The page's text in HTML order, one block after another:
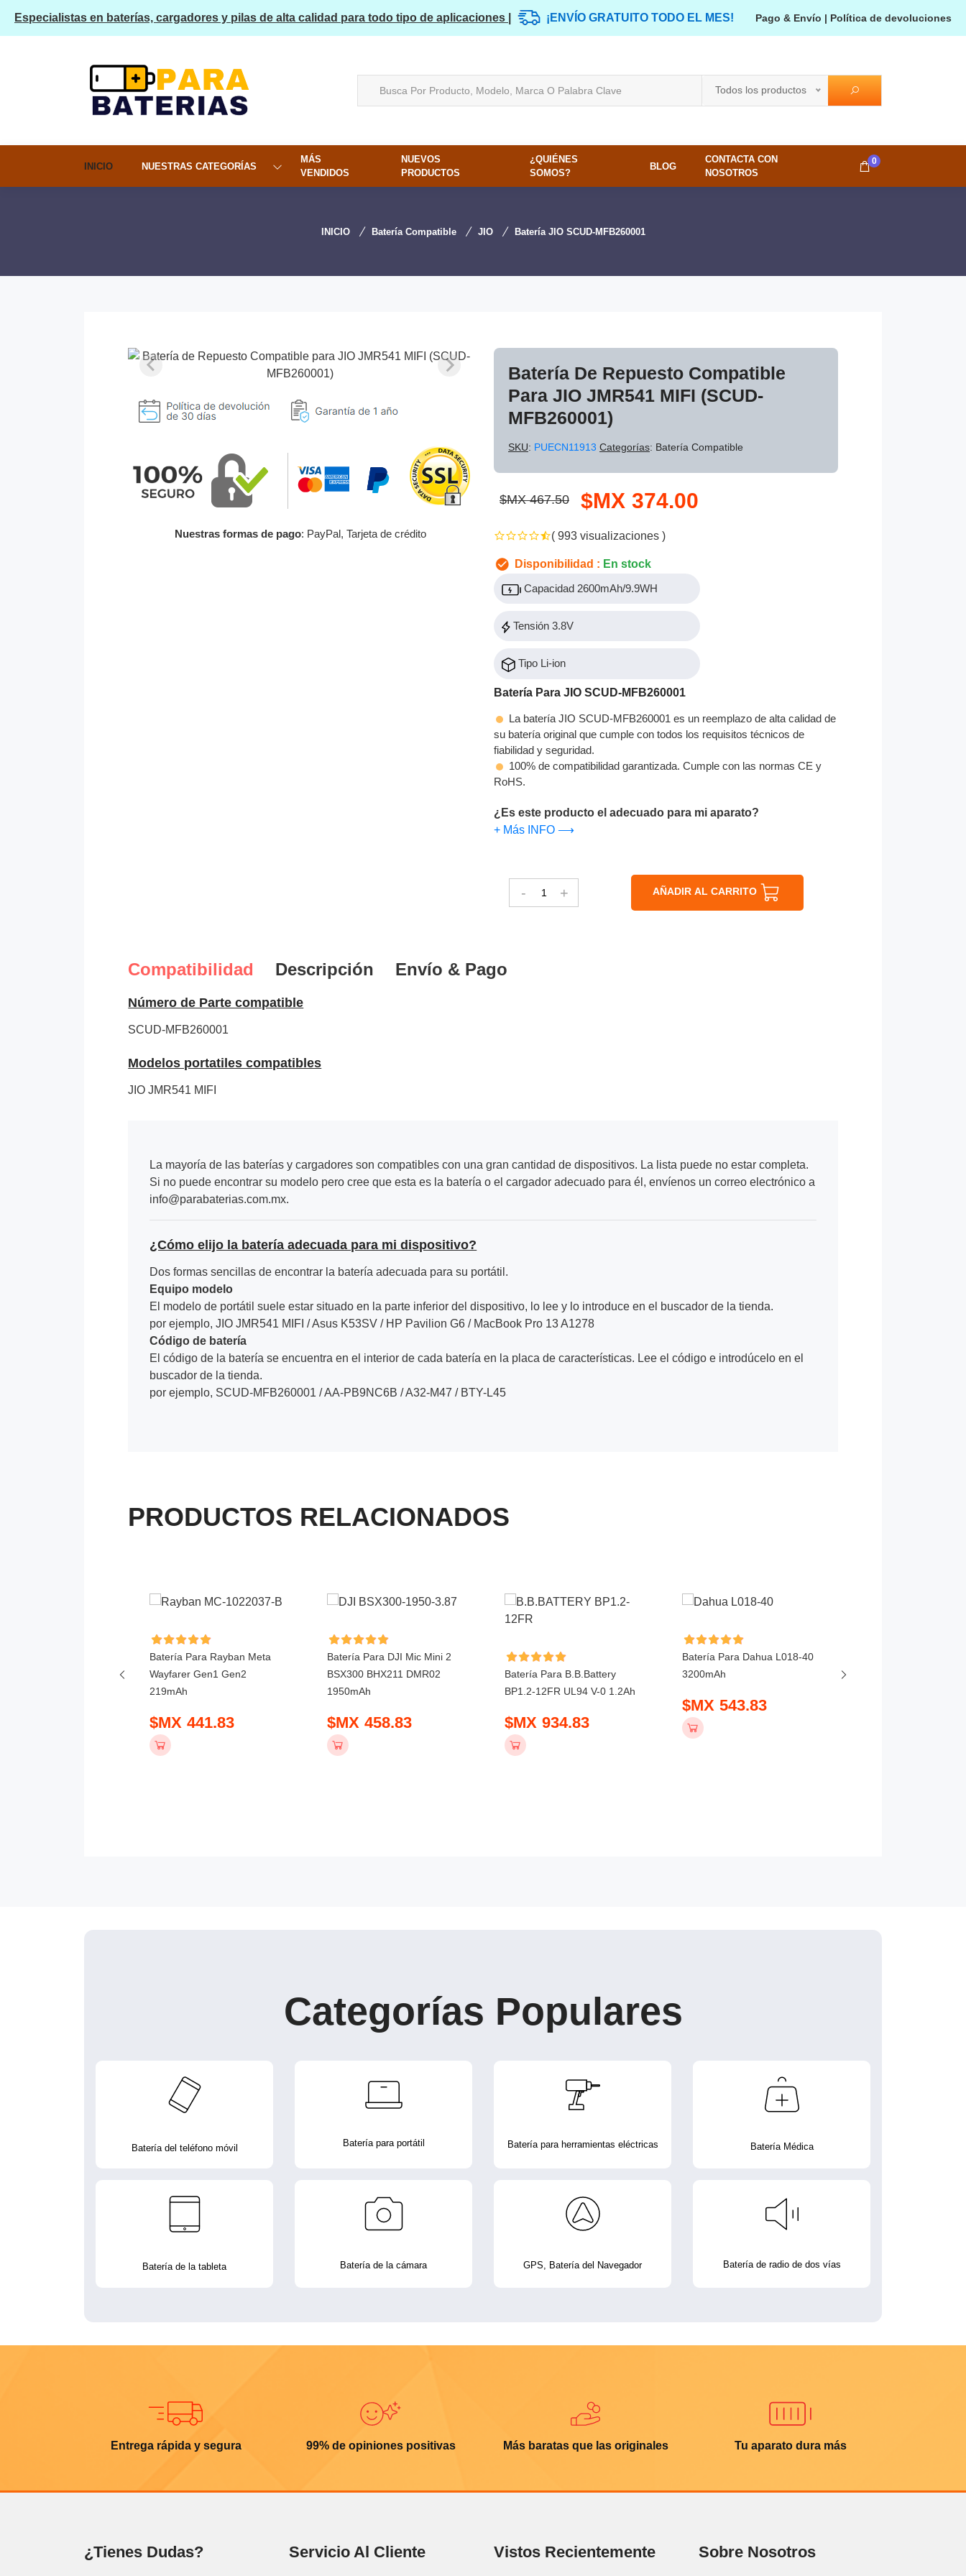
Especialistas en baterías, cargadores y pilas de alta calidad para todo tipo de aplicaciones | ¡ENVÍO GRATUITO TODO EL MES! Pago & Envío | Política de devoluciones
Todos los productos
INICIO NUESTRAS CATEGORÍAS
MÁS
VENDIDOS
NUEVOS
PRODUCTOS
¿QUIÉNES
SOMOS?
BLOG
CONTACTA CON
NOSOTROS
0
INICIO Batería Compatible JIO Batería JIO SCUD-MFB260001
Nuestras formas de pago: PayPal, Tarjeta de crédito
Batería De Repuesto Compatible
Para JIO JMR541 MIFI (SCUD-
MFB260001)
SKU: PUECN11913 Categorías: Batería Compatible
$MX 467.50 $MX 374.00
( 993 visualizaciones )
Disponibilidad : En stock
Capacidad 2600mAh/9.9WH
Tensión 3.8V
Tipo Li-ion
Batería Para JIO SCUD-MFB260001
La batería JIO SCUD-MFB260001 es un reemplazo de alta calidad de
su batería original que cumple con todos los requisitos técnicos de
fiabilidad y seguridad.
100% de compatibilidad garantizada. Cumple con las normas CE y
RoHS.
¿Es este producto el adecuado para mi aparato?
+ Más INFO ⟶
- + AÑADIR AL CARRITO
Compatibilidad Descripción Envío & Pago
Número de Parte compatible
SCUD-MFB260001
Modelos portatiles compatibles
JIO JMR541 MIFI
La mayoría de las baterías y cargadores son compatibles con una gran cantidad de dispositivos. La lista puede no estar completa.
Si no puede encontrar su modelo pero cree que esta es la batería o el cargador adecuado para él, envíenos un correo electrónico a
info@parabaterias.com.mx.
¿Cómo elijo la batería adecuada para mi dispositivo?
Dos formas sencillas de encontrar la batería adecuada para su portátil.
Equipo modelo
El modelo de portátil suele estar situado en la parte inferior del dispositivo, lo lee y lo introduce en el buscador de la tienda.
por ejemplo, JIO JMR541 MIFI / Asus K53SV / HP Pavilion G6 / MacBook Pro 13 A1278
Código de batería
El código de la batería se encuentra en el interior de cada batería en la placa de características. Lee el código e introdúcelo en el
buscador de la tienda.
por ejemplo, SCUD-MFB260001 / AA-PB9NC6B / A32-M47 / BTY-L45
PRODUCTOS RELACIONADOS
Batería Para Rayban Meta
Wayfarer Gen1 Gen2
219mAh
$MX 441.83
Batería Para DJI Mic Mini 2
BSX300 BHX211 DMR02
1950mAh
$MX 458.83
Batería Para B.b.battery
BP1.2-12FR UL94 V-0 1.2Ah
$MX 934.83
Batería Para Dahua L018-40
3200mAh
$MX 543.83
Categorías Populares
Batería del teléfono móvil Batería para portátil Batería para herramientas eléctricas Batería Médica
Batería de la tableta Batería de la cámara GPS, Batería del Navegador Batería de radio de dos vías
Entrega rápida y segura 99% de opiniones positivas Más baratas que las originales Tu aparato dura más
¿Tienes Dudas? Servicio Al Cliente Vistos Recientemente Sobre Nosotros